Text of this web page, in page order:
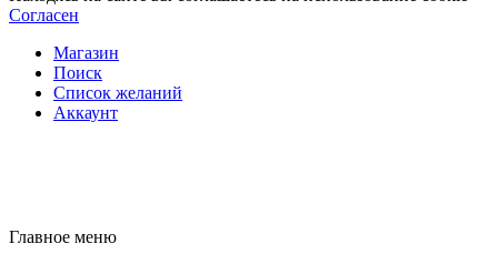
Согласен
Магазин
Поиск
Список желаний
Аккаунт
Главное меню